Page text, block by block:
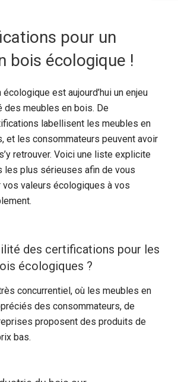
pour un
bois écologique !
est aujourd’hui un enjeu
des meubles en bois. De
labellisent les meubles en
et les consommateurs peuvent avoir
retrouver. Voici une liste explicite
les plus sérieuses afin de vous
vos valeurs écologiques à vos
des certifications pour les
écologiques ?
concurrentiel, où les meubles en
des consommateurs, de
proposent des produits de
bas.